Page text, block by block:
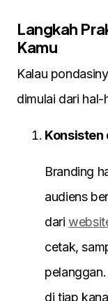
Langkah
Kamu
Kalau
dimulai dari
Konsisten
Branding
audiens
dari
cetak,
di tiap